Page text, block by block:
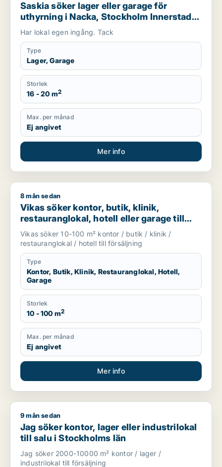
Saskia söker lager eller garage för
uthyrning i Nacka, Stockholm Innerstad
eller Södermalm m.fl.
Har lokal egen ingång. Tack
Type
Lager, Garage
Storlek
16 - 20 m2
Max. per månad
Ej angivet
Mer info
Vikas söker kontor, butik, klinik, restauranglokal, hotell
8 mån sedan
Vikas söker kontor, butik, klinik,
restauranglokal, hotell eller garage till
salu i Upplands Väsby, Vallentuna eller
Österåker m.fl.
Vikas söker 10-100 m² kontor / butik / klinik /
restauranglokal / hotell till försäljning
Type
Kontor, Butik, Klinik, Restauranglokal, Hotell,
Garage
Storlek
10 - 100 m2
Max. per månad
Ej angivet
Mer info
Jag söker kontor, lager eller industrilokal till salu i
9 mån sedan
Jag söker kontor, lager eller industrilokal
till salu i Stockholms län
Jag söker 2000-10000 m² kontor / lager /
industrilokal till försäljning